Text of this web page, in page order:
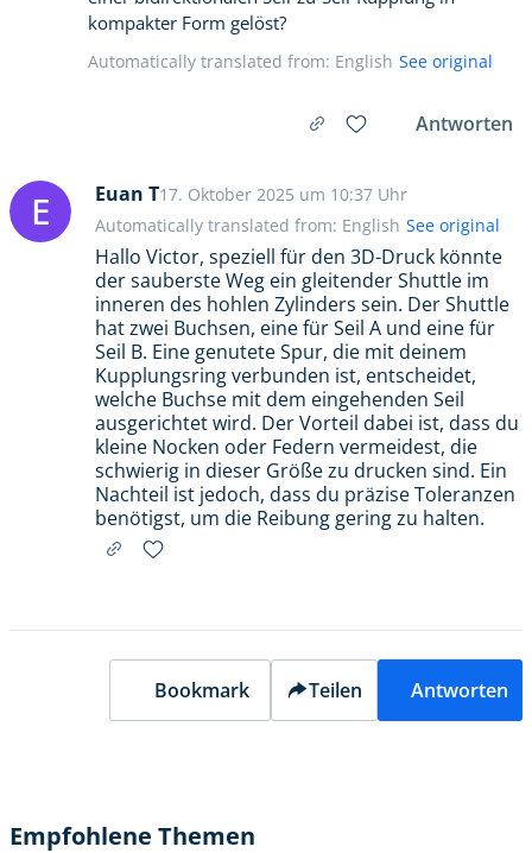
kompakter Form gelöst?
Automatically translated from: English See original
Antworten
E Euan T17. Oktober 2025 um 10:37 Uhr
Hallo Victor, speziell für den 3D-Druck könnte
der sauberste Weg ein gleitender Shuttle im
inneren des hohlen Zylinders sein. Der Shuttle
hat zwei Buchsen, eine für Seil A und eine für
Seil B. Eine genutete Spur, die mit deinem
Kupplungsring verbunden ist, entscheidet,
welche Buchse mit dem eingehenden Seil
ausgerichtet wird. Der Vorteil dabei ist, dass du
kleine Nocken oder Federn vermeidest, die
schwierig in dieser Größe zu drucken sind. Ein
Nachteil ist jedoch, dass du präzise Toleranzen
benötigst, um die Reibung gering zu halten.
Automatically translated from: English See original
Bookmark Teilen Antworten
Empfohlene Themen